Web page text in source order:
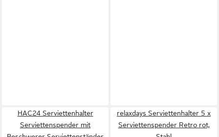
HAC24 Serviettenhalter
Serviettenspender mit
relaxdays Serviettenhalter 5 x
Serviettenspender Retro rot,